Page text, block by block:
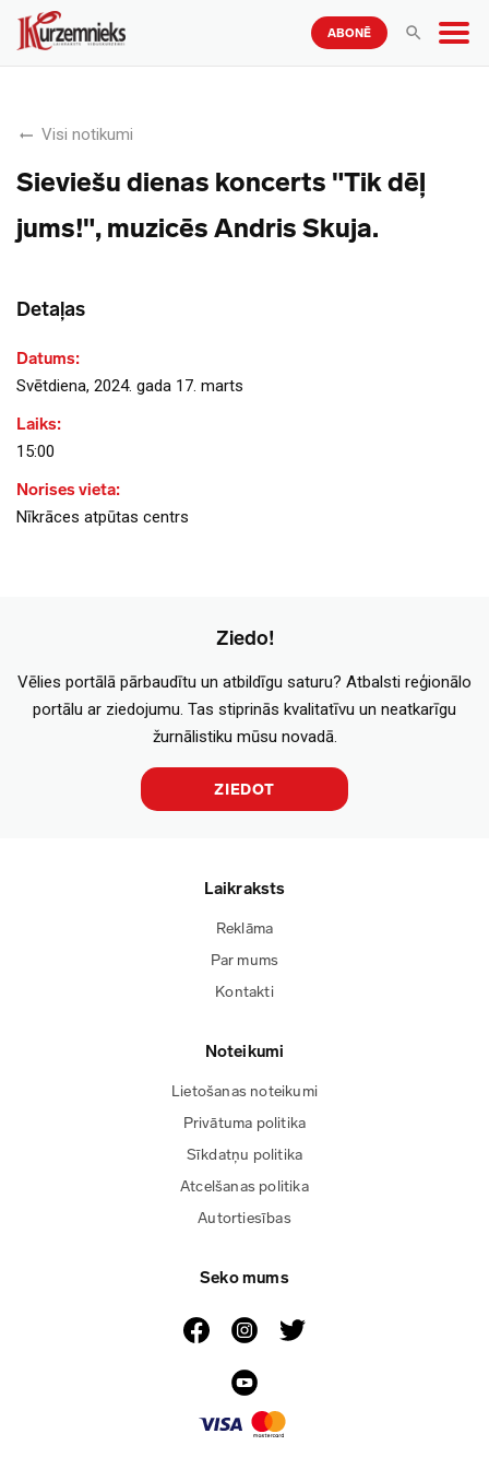
ABONĒ
Visi notikumi
Sieviešu dienas koncerts "Tik dēļ
jums!", muzicēs Andris Skuja.
Detaļas
Datums:
Svētdiena, 2024. gada 17. marts
Laiks:
15:00
Norises vieta:
Nīkrāces atpūtas centrs
Ziedo!
Vēlies portālā pārbaudītu un atbildīgu saturu? Atbalsti reģionālo
portālu ar ziedojumu. Tas stiprinās kvalitatīvu un neatkarīgu
žurnālistiku mūsu novadā.
ZIEDOT
Laikraksts
Reklāma
Par mums
Kontakti
Noteikumi
Lietošanas noteikumi
Privātuma politika
Sīkdatņu politika
Atcelšanas politika
Autortiesības
Seko mums